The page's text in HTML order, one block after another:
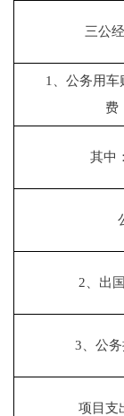
三公
1、公务用车
费
其中：
公车运
2、出
3、公
项目支